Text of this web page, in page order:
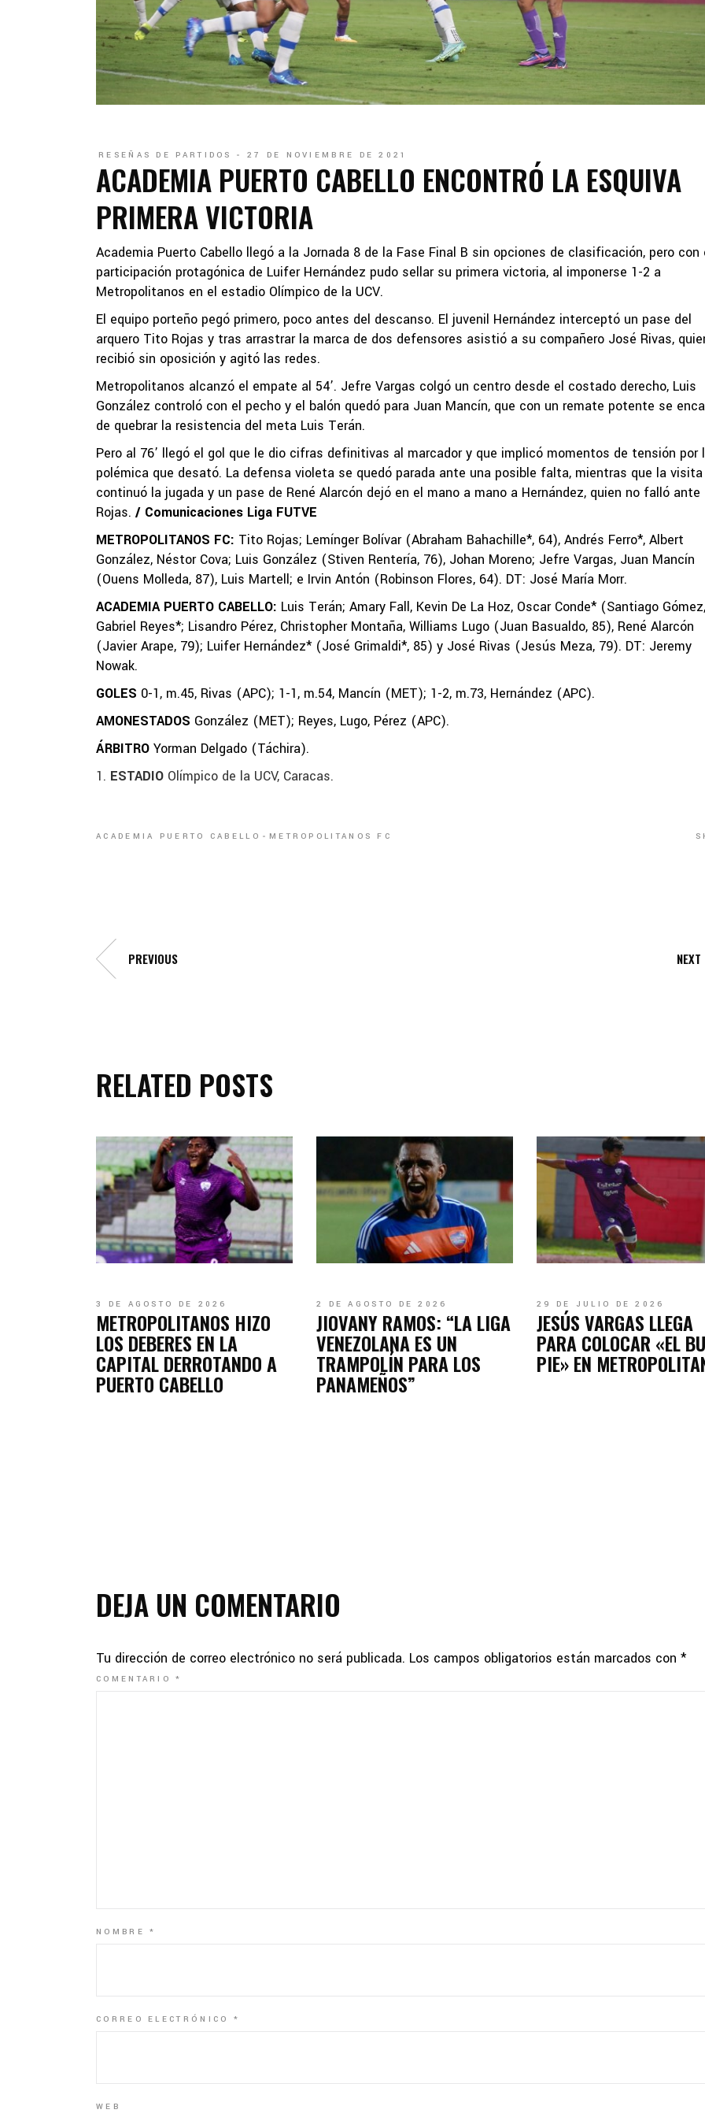
RESEÑAS DE PARTIDOS 27 DE NOVIEMBRE DE 2021
ACADEMIA PUERTO CABELLO ENCONTRÓ LA ESQUIVA
PRIMERA VICTORIA
Academia Puerto Cabello llegó a la Jornada 8 de la Fase Final B sin opciones de clasificación, pero con
participación protagónica de Luifer Hernández pudo sellar su primera victoria, al imponerse 1-2 a
Metropolitanos en el estadio Olímpico de la UCV.
El equipo porteño pegó primero, poco antes del descanso. El juvenil Hernández interceptó un pase del
arquero Tito Rojas y tras arrastrar la marca de dos defensores asistió a su compañero José Rivas,
recibió sin oposición y agitó las redes.
Metropolitanos alcanzó el empate al 54’. Jefre Vargas colgó un centro desde el costado derecho, Luis
González controló con el pecho y el balón quedó para Juan Mancín, que con un remate potente se
de quebrar la resistencia del meta Luis Terán.
Pero al 76’ llegó el gol que le dio cifras definitivas al marcador y que implicó momentos de tensión por
polémica que desató. La defensa violeta se quedó parada ante una posible falta, mientras que la visita
continuó la jugada y un pase de René Alarcón dejó en el mano a mano a Hernández, quien no falló ante
Rojas. / Comunicaciones Liga FUTVE
METROPOLITANOS FC: Tito Rojas; Lemínger Bolívar (Abraham Bahachille*, 64), Andrés Ferro*, Albert
González, Néstor Cova; Luis González (Stiven Rentería, 76), Johan Moreno; Jefre Vargas, Juan Mancín
(Ouens Molleda, 87), Luis Martell; e Irvin Antón (Robinson Flores, 64). DT: José María Morr.
ACADEMIA PUERTO CABELLO: Luis Terán; Amary Fall, Kevin De La Hoz, Oscar Conde* (Santiago
Gabriel Reyes*; Lisandro Pérez, Christopher Montaña, Williams Lugo (Juan Basualdo, 85), René Alarcón
(Javier Arape, 79); Luifer Hernández* (José Grimaldi*, 85) y José Rivas (Jesús Meza, 79). DT: Jeremy
Nowak.
GOLES 0-1, m.45, Rivas (APC); 1-1, m.54, Mancín (MET); 1-2, m.73, Hernández (APC).
AMONESTADOS González (MET); Reyes, Lugo, Pérez (APC).
ÁRBITRO Yorman Delgado (Táchira).
ESTADIO Olímpico de la UCV, Caracas.
ACADEMIA PUERTO CABELLO METROPOLITANOS FC
PREVIOUS NEXT
RELATED POSTS
3 DE AGOSTO DE 2026
METROPOLITANOS HIZO
LOS DEBERES EN LA
CAPITAL DERROTANDO A
PUERTO CABELLO
2 DE AGOSTO DE 2026
JIOVANY RAMOS: “LA LIGA
VENEZOLANA ES UN
TRAMPOLÍN PARA LOS
PANAMEÑOS”
29 DE JULIO DE 2026
JESÚS VARGAS LLEGA
PARA COLOCAR «EL
PIE» EN
DEJA UN COMENTARIO
Tu dirección de correo electrónico no será publicada. Los campos obligatorios están marcados con *
COMENTARIO*
NOMBRE*
CORREO ELECTRÓNICO *
WEB